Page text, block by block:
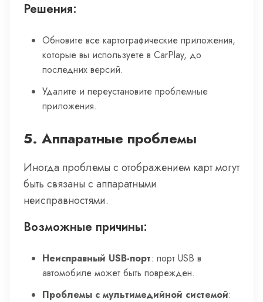
Решения:
Обновите все картографические приложения,
которые вы используете в CarPlay, до
последних версий.
Удалите и переустановите проблемные
приложения.
5. Аппаратные проблемы
Иногда проблемы с отображением карт могут
быть связаны с аппаратными
неисправностями.
Возможные причины:
Неисправный USB-порт: порт USB в
автомобиле может быть поврежден.
Проблемы с мультимедийной системой: